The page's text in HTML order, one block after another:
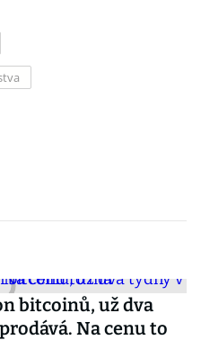
bitcoinů, už dva
Na cenu to